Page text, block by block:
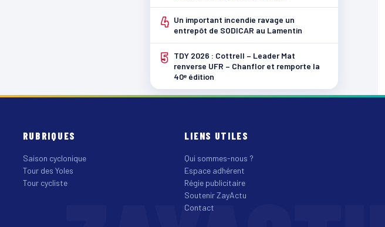
4 Un important incendie ravage un
entrepôt de SODICAR au Lamentin
5
TDY 2026 : Cottrell – Leader Mat
renverse UFR – Chanflor et remporte la
40ᵉ édition
RUBRIQUES
Saison cyclonique
Tour des Yoles
Tour cycliste
LIENS UTILES
Qui sommes-nous ?
Espace adhérent
Régie publicitaire
Soutenir ZayActu
Contact